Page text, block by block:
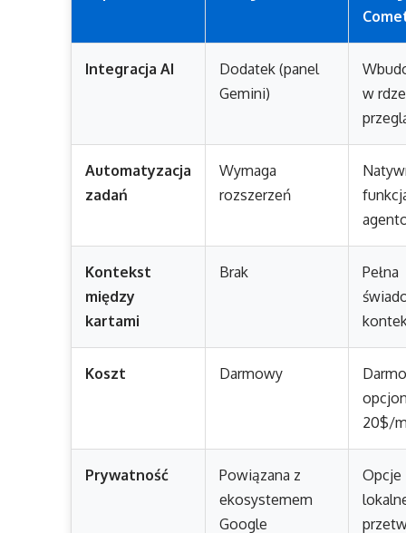
Integracja AI
Dodatek (panel
Gemini)
w
Automatyzacja
zadań
Wymaga
rozszerzeń
Kontekst
między
kartami
Brak
Pełna
Koszt Darmowy
20$/
Prywatność
Powiązana z
ekosystemem
Google
Opcje